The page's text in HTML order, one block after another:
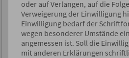
oder auf Verlangen, auf die
Verweigerung der Einwilligung
Einwilligung bedarf der
wegen besonderer Umstände
angemessen ist. Soll die
mit anderen Erklärungen